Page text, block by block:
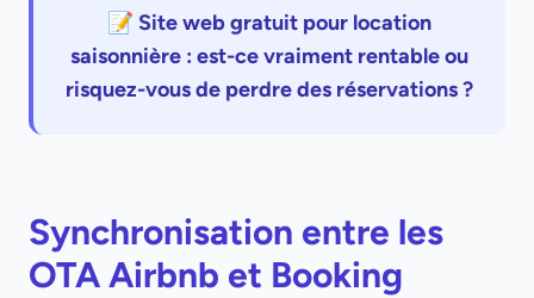
📝 Site web gratuit pour location
saisonnière : est-ce vraiment rentable ou
risquez-vous de perdre des réservations ?
Synchronisation entre les
OTA Airbnb et Booking